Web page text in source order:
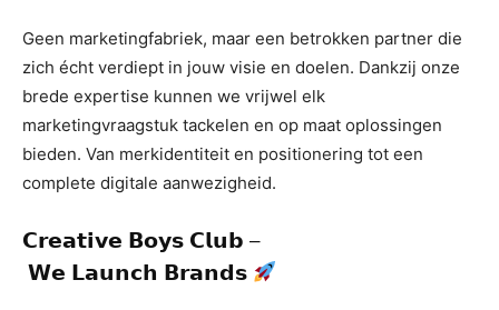
Geen marketingfabriek, maar een betrokken partner die
zich écht verdiept in jouw visie en doelen. Dankzij onze
brede expertise kunnen we vrijwel elk
marketingvraagstuk tackelen en op maat oplossingen
bieden. Van merkidentiteit en positionering tot een
complete digitale aanwezigheid.
𝗖𝗿𝗲𝗮𝘁𝗶𝘃𝗲 𝗕𝗼𝘆𝘀 𝗖𝗹𝘂𝗯 –
𝗪𝗲 𝗟𝗮𝘂𝗻𝗰𝗵 𝗕𝗿𝗮𝗻𝗱𝘀